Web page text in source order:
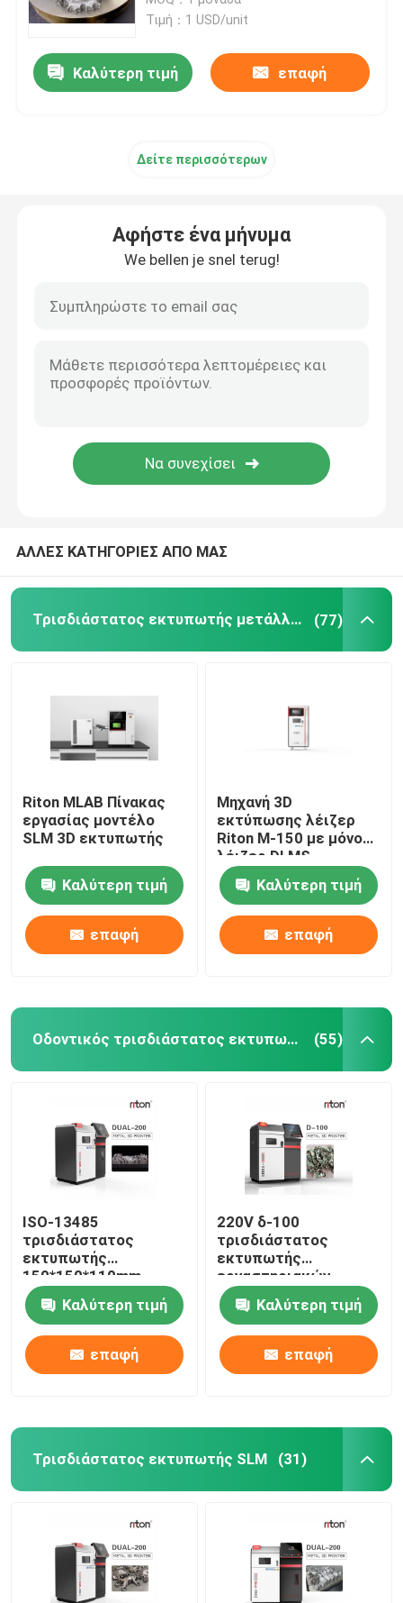
Τρισδιάστατος εκτυπωτής LCD
Ιατρικός τρισδιάστατος εκτυπωτής
Τρισδιάστατος εκτυπωτής κοσμήματος
Τρισδιάστατος εκτυπωτής ρητίνης SLA
Συμπυκνώνοντας μηχανή λέιζερ
τρισδιάστατος εκτυπωτής τιτανίου
Μηχανή κάμψης σύρματος DMIS-V1
Μηχανή κάμψης σύρματος DMIS-V1
Μηχανή κάμψης σύρματος DMIS-V1
2.5KW 220V Sls
Τιμή：1 USD/unit
Καλύτερη τιμή επαφή
Δείτε περισσότερων
Αφήστε ένα μήνυμα
We bellen je snel terug!
ΑΛΛΕΣ ΚΑΤΗΓΟΡΙΕΣ ΑΠΟ ΜΑΣ
Τρισδιάστατος εκτυπωτής μετάλλων λέιζερ (77)
Riton MLAB Πίνακας
εργασίας μοντέλο
SLM 3D εκτυπωτής
Καλύτερη τιμή
επαφή
Μηχανή 3D
εκτύπωσης λέιζερ
Riton M-150 με μόνο
λέιζερ DLMS
Καλύτερη τιμή
επαφή
Οδοντικός τρισδιάστατος εκτυπωτής μετάλλων (55)
ISO-13485
τρισδιάστατος
εκτυπωτής
150*150*110mm
λέιζερ DLP μέγεθος
εκτύπωσης για τα
οδοντικά πρότυπα
μοσχευμάτων
Καλύτερη τιμή
επαφή
220V δ-100
τρισδιάστατος
εκτυπωτής
εργαστηριακών
οδοντικός μετάλλων
για την οδοντοστοιχία
μερικό Riton
Καλύτερη τιμή
επαφή
Τρισδιάστατος εκτυπωτής SLM (31)